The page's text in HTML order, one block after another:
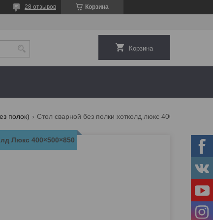
Корзина
28 отзывов
Корзина
полок)
Люкс 400×500×850